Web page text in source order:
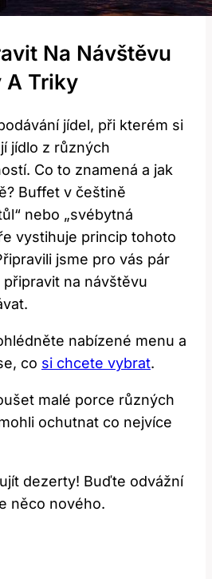
Na Návštěvu
A Triky
jídel, při kterém si
jídlo z různých
Co to znamená a jak
Buffet v češtině
nebo „svébytná
vystihuje princip tohoto
jsme pro vás pár
na návštěvu
nabízené menu a
co si chcete vybrat.
malé porce různých
ochutnat co nejvíce
dezerty! Buďte odvážní
něco nového.